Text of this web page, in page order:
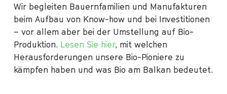
Wir begleiten Bauernfamilien und Manufakturen
beim Aufbau von Know-how und bei Investitionen
– vor allem aber bei der Umstellung auf Bio-
Produktion. Lesen Sie hier, mit welchen
Herausforderungen unsere Bio-Pioniere zu
kämpfen haben und was Bio am Balkan bedeutet.